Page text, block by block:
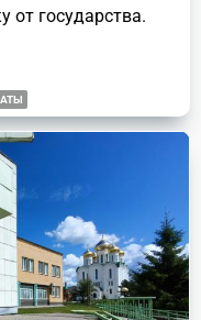
от государства.